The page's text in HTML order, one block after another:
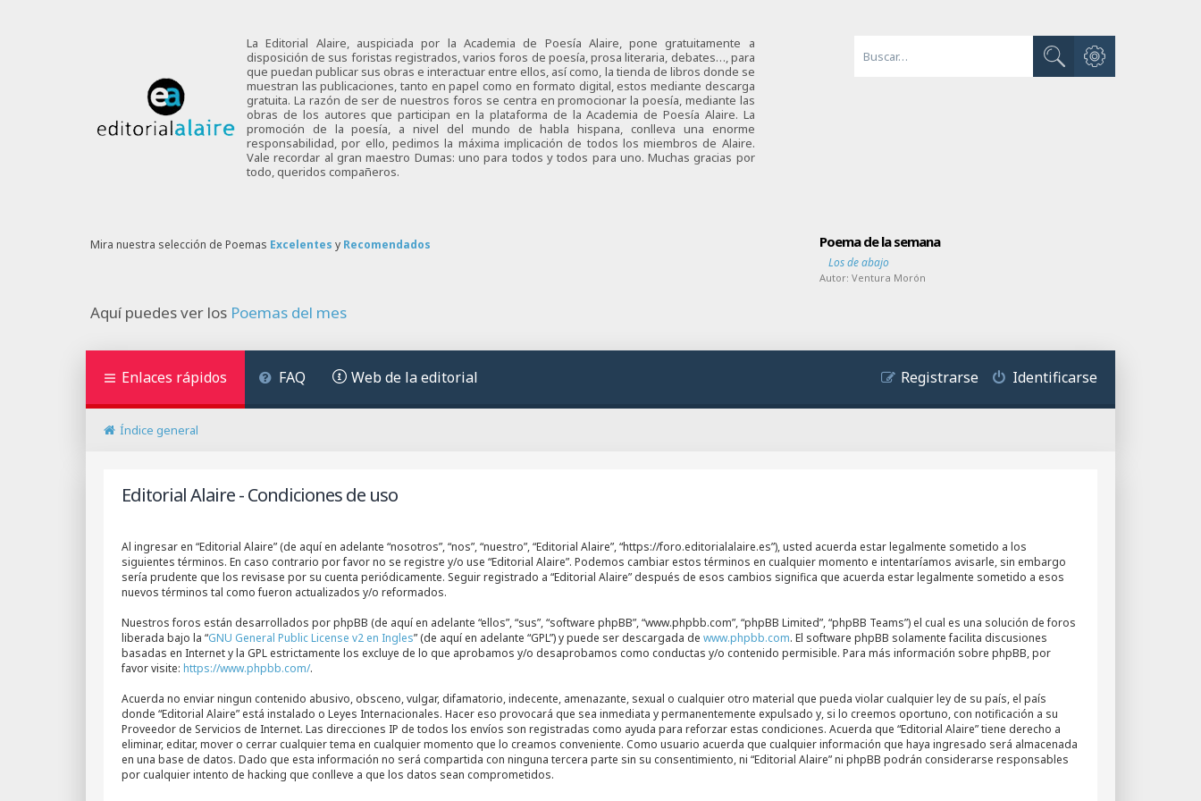
La Editorial Alaire, auspiciada por la Academia de Poesía Alaire, pone gratuitamente a
disposición de sus foristas registrados, varios foros de poesía, prosa literaria, debates…, para
que puedan publicar sus obras e interactuar entre ellos, así como, la tienda de libros donde se
muestran las publicaciones, tanto en papel como en formato digital, estos mediante descarga
gratuita. La razón de ser de nuestros foros se centra en promocionar la poesía, mediante las
obras de los autores que participan en la plataforma de la Academia de Poesía Alaire. La
promoción de la poesía, a nivel del mundo de habla hispana, conlleva una enorme
responsabilidad, por ello, pedimos la máxima implicación de todos los miembros de Alaire.
Vale recordar al gran maestro Dumas: uno para todos y todos para uno. Muchas gracias por
todo, queridos compañeros.
Buscar
Búsqueda avanzada
Mira nuestra selección de Poemas Excelentes y Recomendados Poema de la semana
Los de abajo
Autor:Ventura Morón
Aquí puedes ver los Poemas del mes
Enlaces rápidos FAQ Web de la editorial Identificarse
Registrarse
Índice general
Editorial Alaire - Condiciones de uso
Al ingresar en “Editorial Alaire” (de aquí en adelante “nosotros”, “nos”, “nuestro”, “Editorial Alaire”, “https://foro.editorialalaire.es”), usted acuerda estar legalmente sometido a los
siguientes términos. En caso contrario por favor no se registre y/o use “Editorial Alaire”. Podemos cambiar estos términos en cualquier momento e intentaríamos avisarle, sin embargo
sería prudente que los revisase por su cuenta periódicamente. Seguir registrado a “Editorial Alaire” después de esos cambios significa que acuerda estar legalmente sometido a esos
nuevos términos tal como fueron actualizados y/o reformados.
Nuestros foros están desarrollados por phpBB (de aquí en adelante “ellos”, “sus”, “software phpBB”, “www.phpbb.com”, “phpBB Limited”, “phpBB Teams”) el cual es una solución de foros
liberada bajo la “GNU General Public License v2 en Ingles” (de aquí en adelante “GPL”) y puede ser descargada de www.phpbb.com. El software phpBB solamente facilita discusiones
basadas en Internet y la GPL estrictamente los excluye de lo que aprobamos y/o desaprobamos como conductas y/o contenido permisible. Para más información sobre phpBB, por
favor visite: https://www.phpbb.com/.
Acuerda no enviar ningun contenido abusivo, obsceno, vulgar, difamatorio, indecente, amenazante, sexual o cualquier otro material que pueda violar cualquier ley de su país, el país
donde “Editorial Alaire” está instalado o Leyes Internacionales. Hacer eso provocará que sea inmediata y permanentemente expulsado y, si lo creemos oportuno, con notificación a su
Proveedor de Servicios de Internet. Las direcciones IP de todos los envíos son registradas como ayuda para reforzar estas condiciones. Acuerda que “Editorial Alaire” tiene derecho a
eliminar, editar, mover o cerrar cualquier tema en cualquier momento que lo creamos conveniente. Como usuario acuerda que cualquier información que haya ingresado será almacenada
en una base de datos. Dado que esta información no será compartida con ninguna tercera parte sin su consentimiento, ni “Editorial Alaire” ni phpBB podrán considerarse responsables
por cualquier intento de hacking que conlleve a que los datos sean comprometidos.